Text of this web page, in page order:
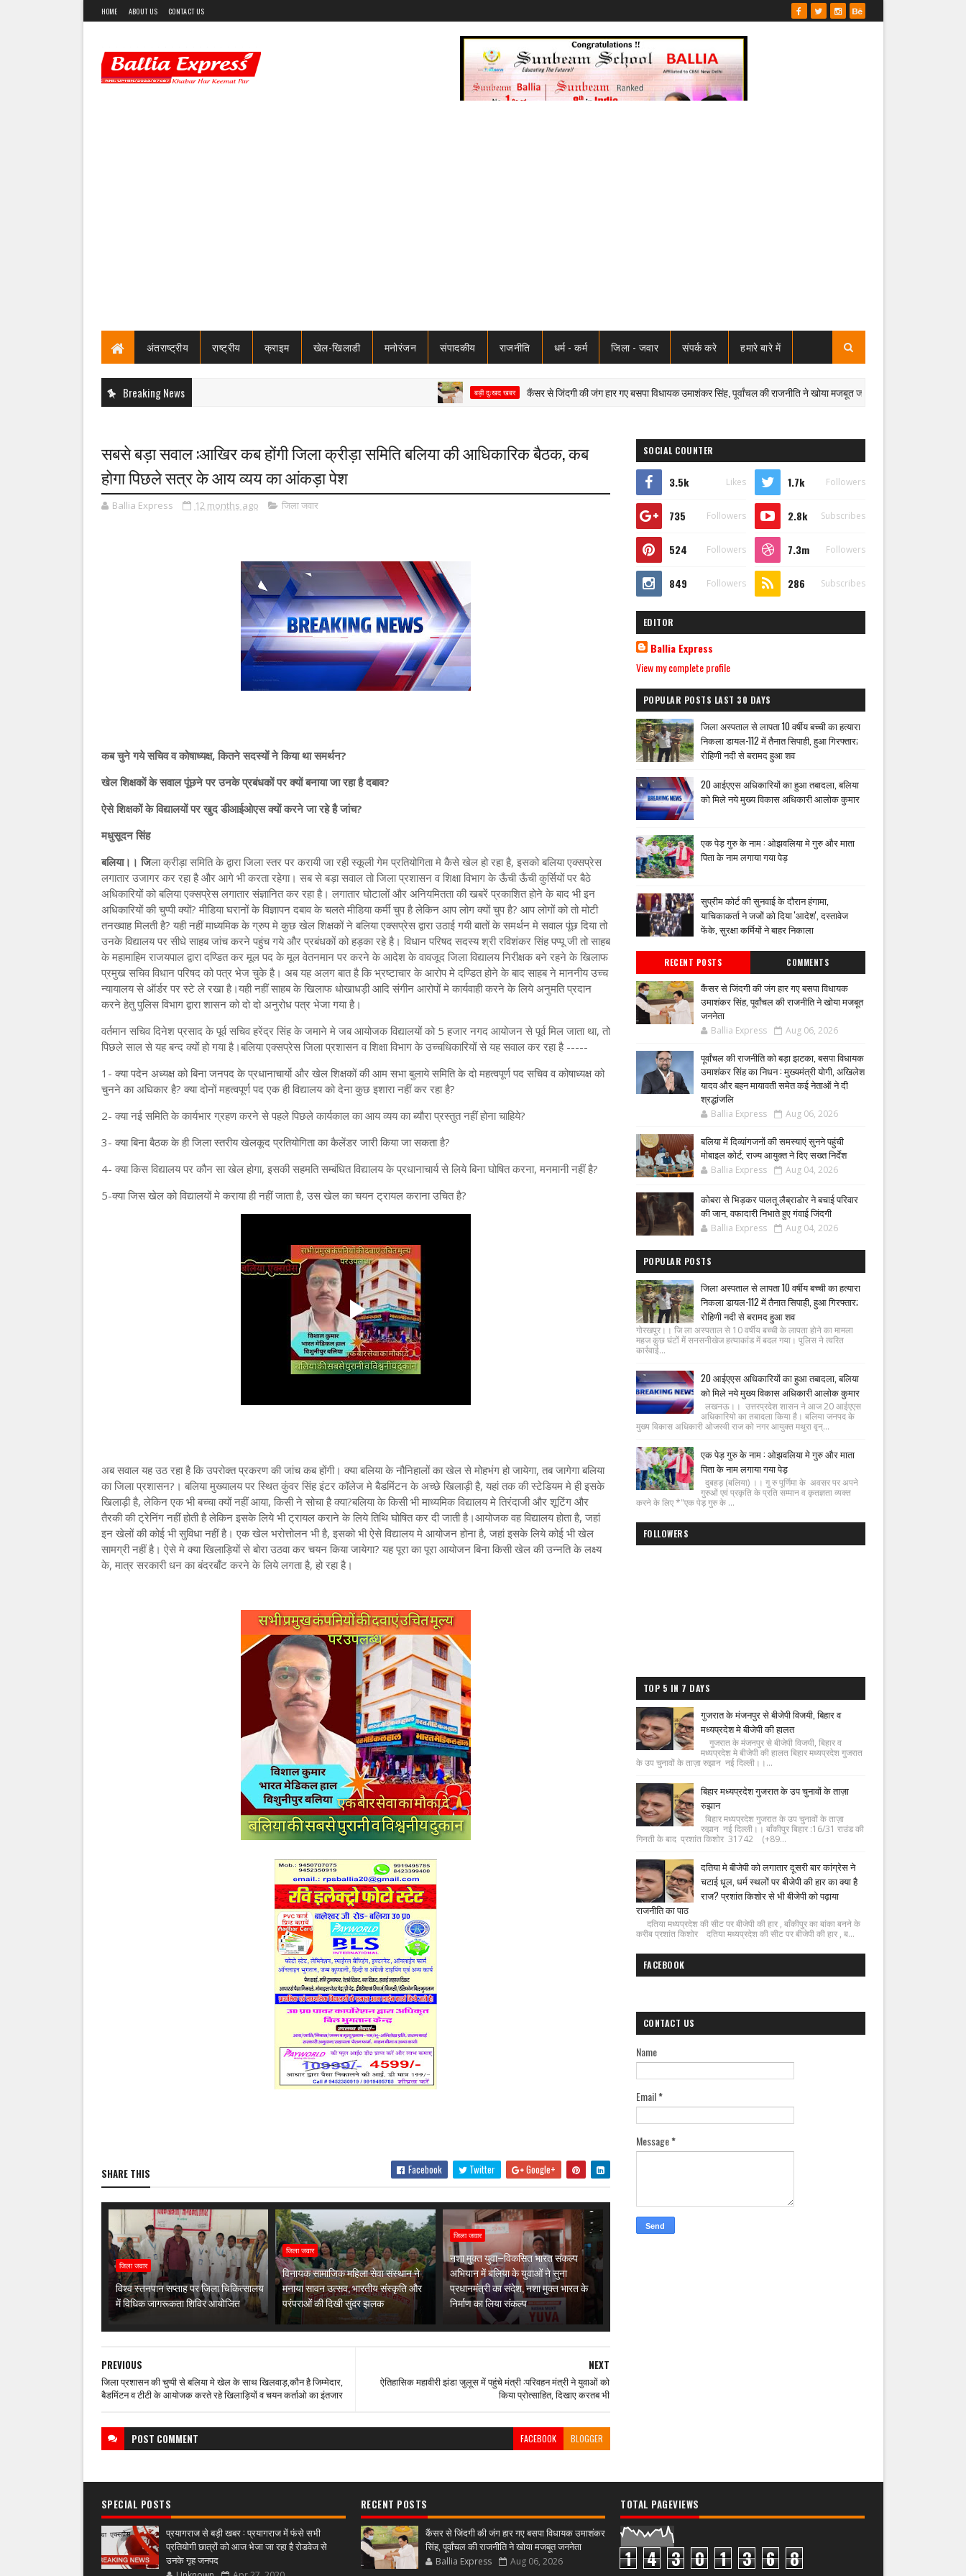
HOME ABOUT US CONTACT US
अंतराष्ट्रीय राष्ट्रीय क्राइम खेल-खिलाडी मनोरंजन संपादकीय राजनीति धर्म - कर्म जिला - जवार संपर्क करे हमारे बारे में
Breaking News बड़ी दुःखद खबर कैंसर से जिंदगी की जंग हार गए बसपा विधायक उमाशंकर सिंह, पूर्वांचल की राजनीति ने खोया मजबूत जननेता
सबसे बड़ा सवाल :आखिर कब होंगी जिला क्रीड़ा समिति बलिया की आधिकारिक बैठक, कब
होगा पिछले सत्र के आय व्यय का आंकड़ा पेश
Ballia Express 12 months ago जिला जवार
कब चुने गये सचिव व कोषाध्यक्ष, कितने सदस्यों ने किया था समर्थन?
खेल शिक्षकों के सवाल पूंछने पर उनके प्रबंधकों पर क्यों बनाया जा रहा है दबाव?
ऐसे शिक्षकों के विद्यालयों पर खुद डीआईओएस क्यों करने जा रहे है जांच?
मधुसूदन सिंह
बलिया।। जिला क्रीड़ा समिति के द्वारा जिला स्तर पर करायी जा रही स्कूली गेम प्रतियोगिता मे कैसे खेल हो रहा है, इसको बलिया एक्सप्रेस
लगातार उजागर कर रहा है और आगे भी करता रहेगा। सब से बड़ा सवाल तो जिला प्रशासन व शिक्षा विभाग के ऊँची ऊँची कुर्सियों पर बैठे
अधिकारियों को बलिया एक्सप्रेस लगातार संज्ञानित कर रहा है। लगातार घोटालों और अनियमितता की खबरें प्रकाशित होने के बाद भी इन
अधिकारियों की चुप्पी क्यों? मीडिया घरानों के विज्ञापन दबाव के चलते मीडिया कर्मी चुप है लेकिन आप लोग क्यों चुप है? आप लोगों को तो मोटी
तनख्वाह मिलती है? यही नहीं माध्यमिक के ग्रुप मे कुछ खेल शिक्षकों ने बलिया एक्सप्रेस द्वारा उठाई गयी बातों के समर्थन मे सवाल पूंछ दिया तो
उनके विद्यालय पर सीधे साहब जांच करने पहुंच गये और प्रबंधकों को हड़का रहे है। विधान परिषद सदस्य श्री रविशंकर सिंह पप्पू जी तो साहब
के महामाहिम राजयपाल द्वारा दण्डित कर मूल पद के मूल वेतनमान पर करने के आदेश के वावजूद जिला विद्यालय निरीक्षक बने रहने के खिलाफ
प्रमुख सचिव विधान परिषद को पत्र भेज चुके है। अब यह अलग बात है कि भ्रष्टाचार के आरोप मे दण्डित होने के बाद साहब ने माननीय उच्च
न्यायालय से ऑर्डर पर स्टे ले रखा है।यही नहीं साहब के खिलाफ धोखाधड़ी आदि संगीन आरोपों मे कार्यवाही करने के लिये अनुमति प्रदान
करने हेतु पुलिस विभाग द्वारा शासन को दो दो अनुरोध पत्र भेजा गया है।
वर्तमान सचिव दिनेश प्रसाद के पूर्व सचिव हरेंद्र सिंह के जमाने मे जब आयोजक विद्यालयों को 5 हजार नगद आयोजन से पूर्व मिल जाता था, तो
पिछले साल से यह बन्द क्यों हो गया है।बलिया एक्सप्रेस जिला प्रशासन व शिक्षा विभाग के उच्चधिकारियों से यह सवाल कर रहा है -----
1- क्या पदेन अध्यक्ष को बिना जनपद के प्रधानाचार्यो और खेल शिक्षकों की आम सभा बुलाये समिति के दो महत्वपूर्ण पद सचिव व कोषाध्यक्ष को
चुनने का अधिकार है? क्या दोनों महत्वपूर्ण पद एक ही विद्यालय को देना कुछ इशारा नहीं कर रहा है?
2- क्या नई समिति के कार्यभार ग्रहण करने से पहले पिछले कार्यकाल का आय व्यय का ब्यौरा प्रस्तुत नहीं होना चाहिये?
3- क्या बिना बैठक के ही जिला स्तरीय खेलकूद प्रतियोगिता का कैलेंडर जारी किया जा सकता है?
4- क्या किस विद्यालय पर कौन सा खेल होगा, इसकी सहमति सम्बंधित विद्यालय के प्रधानाचार्य से लिये बिना घोषित करना, मनमानी नहीं है?
5-क्या जिस खेल को विद्यालयों मे कराया ही नहीं जाता है, उस खेल का चयन ट्रायल कराना उचित है?
अब सवाल यह उठ रहा है कि उपरोक्त प्रकरण की जांच कब होंगी। क्या बलिया के नौनिहालों का खेल से मोहभंग हो जायेगा, तब जागेगा बलिया
का जिला प्रशासन?। बलिया मुख्यालय पर स्थित कुंवर सिंह इंटर कॉलेज मे बैडमिंटन के अच्छे खिलाड़ी है, यहां तक की स्टेडियम मे ही इसके
खिलाड़ी है, लेकिन एक भी बच्चा क्यों नहीं आया, किसी ने सोचा है क्या?बलिया के किसी भी माध्यमिक विद्यालय मे तिरंदाजी और शूटिंग और
तैरकी की ट्रेनिंग नहीं होती है लेकिन इसके लिये भी ट्रायल कराने के लिये तिथि घोषित कर दी जाती है।आयोजक वह विद्यालय होता है, जहां
इन खेलों की कोई भी सुविधा नहीं है। एक खेल भरोत्तोलन भी है, इसको भी ऐसे विद्यालय मे आयोजन होना है, जहां इसके लिये कोई भी खेल
सामग्री नहीं है। ऐसे मे क्या खिलाड़ियों से बोरा उठवा कर चयन किया जायेगा? यह पूरा का पूरा आयोजन बिना किसी खेल की उन्नति के लक्ष्य
के, मात्र सरकारी धन का बंदरबाँट करने के लिये लगता है, हो रहा है।
SHARE THIS Facebook Twitter Google+
जिला जवार
विश्व स्तनपान सप्ताह पर जिला चिकित्सालय
में विधिक जागरूकता शिविर आयोजित
जिला जवार
विनायक सामाजिक महिला सेवा संस्थान ने
मनाया सावन उत्सव, भारतीय संस्कृति और
परंपराओं की दिखी सुंदर झलक
जिला जवार
नशा मुक्त युवा–विकसित भारत संकल्प
अभियान में बलिया के युवाओं ने सुना
प्रधानमंत्री का संदेश, नशा मुक्त भारत के
निर्माण का लिया संकल्प
NEXT
ऐतिहासिक महावीरी झंडा जुलूस में पहुंचे मंत्री :परिवहन मंत्री ने युवाओं को
किया प्रोत्साहित, दिखाए करतब भी
PREVIOUS
जिला प्रशासन की चुप्पी से बलिया मे खेल के साथ खिलवाड़,कौन है जिम्मेदार,
बैडमिंटन व टीटी के आयोजक करते रहे खिलाड़ियों व चयन कर्ताओ का इंतजार
POST COMMENT FACEBOOK BLOGGER
SOCIAL COUNTER
3.5k Likes 1.7k Followers
735 Followers 2.8k Subscribes
524 Followers 7.3m Followers
849 Followers 286 Subscribes
EDITOR
Ballia Express
View my complete profile
POPULAR POSTS LAST 30 DAYS
जिला अस्पताल से लापता 10 वर्षीय बच्ची का हत्यारा
निकला डायल-112 में तैनात सिपाही, हुआ गिरफ्तार;
रोहिणी नदी से बरामद हुआ शव
20 आईएएस अधिकारियों का हुआ तबादला, बलिया
को मिले नये मुख्य विकास अधिकारी आलोक कुमार
एक पेड़ गुरु के नाम : ओझवलिया मे गुरु और माता
पिता के नाम लगाया गया पेड़
सुप्रीम कोर्ट की सुनवाई के दौरान हंगामा,
याचिकाकर्ता ने जजों को दिया 'आदेश', दस्तावेज
फेंके, सुरक्षा कर्मियों ने बाहर निकाला
RECENT POSTS COMMENTS
कैंसर से जिंदगी की जंग हार गए बसपा विधायक
उमाशंकर सिंह, पूर्वांचल की राजनीति ने खोया मजबूत
जननेता
Ballia Express Aug 06, 2026
पूर्वांचल की राजनीति को बड़ा झटका, बसपा विधायक
उमाशंकर सिंह का निधन : मुख्यमंत्री योगी, अखिलेश
यादव और बहन मायावती समेत कई नेताओं ने दी
श्रद्धांजलि
Ballia Express Aug 06, 2026
बलिया में दिव्यांगजनों की समस्याएं सुनने पहुंची
मोबाइल कोर्ट, राज्य आयुक्त ने दिए सख्त निर्देश
Ballia Express Aug 04, 2026
कोबरा से भिड़कर पालतू लैब्राडोर ने बचाई परिवार
की जान, वफादारी निभाते हुए गंवाई जिंदगी
Ballia Express Aug 04, 2026
POPULAR POSTS
जिला अस्पताल से लापता 10 वर्षीय बच्ची का हत्यारा
निकला डायल-112 में तैनात सिपाही, हुआ गिरफ्तार;
रोहिणी नदी से बरामद हुआ शव
गोरखपुर।। जि ला अस्पताल से 10 वर्षीय बच्ची के लापता होने का मामला
महज कुछ घंटों में सनसनीखेज हत्याकांड में बदल गया। पुलिस ने त्वरित
कार्रवाई...
20 आईएएस अधिकारियों का हुआ तबादला, बलिया
को मिले नये मुख्य विकास अधिकारी आलोक कुमार
लखनऊ।। उत्तरप्रदेश शासन ने आज 20 आईएएस
अधिकारियो का तबादला किया है। बलिया जनपद के
मुख्य विकास अधिकारी ओजस्वी राज को नगर आयुक्त मथुरा वृन्...
एक पेड़ गुरु के नाम : ओझवलिया मे गुरु और माता
पिता के नाम लगाया गया पेड़
दुबहड़ (बलिया) ।। गु रु पूर्णिमा के अवसर पर अपने
गुरुओं एवं प्रकृति के प्रति सम्मान व कृतज्ञता व्यक्त
करने के लिए *"एक पेड़ गुरु के ...
FOLLOWERS
TOP 5 IN 7 DAYS
गुजरात के मंजनपुर से बीजेपी विजयी, बिहार व
मध्यप्रदेश मे बीजेपी की हालत
गुजरात के मंजनपुर से बीजेपी विजयी, बिहार व
मध्यप्रदेश मे बीजेपी की हालत बिहार मध्यप्रदेश गुजरात
के उप चुनावों के ताज़ा रुझान नई दिल्ली।।...
बिहार मध्यप्रदेश गुजरात के उप चुनावों के ताज़ा
रुझान
बिहार मध्यप्रदेश गुजरात के उप चुनावों के ताज़ा
रुझान नई दिल्ली।। बाँकीपुर बिहार :16/31 राउंड की
गिनती के बाद प्रशांत किशोर 31742 (+89...
दतिया मे बीजेपी को लगातार दूसरी बार कांग्रेस ने
चटाई धूल, धर्म स्थलों पर बीजेपी की हार का क्या है
राज? प्रशांत किशोर से भी बीजेपी को पढ़ाया
राजनीति का पाठ
दतिया मध्यप्रदेश की सीट पर बीजेपी की हार , बाँकीपुर का बांका बनने के
करीब प्रशांत किशोर दतिया मध्यप्रदेश की सीट पर बीजेपी की हार , ब...
FACEBOOK
CONTACT US
Name
Email*
Message*
SPECIAL POSTS
प्रयागराज से बड़ी खबर : प्रयागराज में फंसे सभी
प्रतियोगी छात्रों को आज भेजा जा रहा है रोडवेज से
उनके गृह जनपद
RECENT POSTS
कैंसर से जिंदगी की जंग हार गए बसपा विधायक उमाशंकर
सिंह, पूर्वांचल की राजनीति ने खोया मजबूत जननेता
Ballia Express Aug 06, 2026
TOTAL PAGEVIEWS
1 4 3 0 1 3 6 8